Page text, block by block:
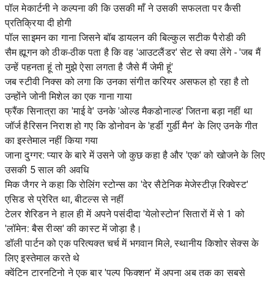
पॉल मेकार्टनी ने कल्पना की कि उसकी माँ ने उसकी सफलता पर कैसी
प्रतिक्रिया दी होगी
पॉल साइमन का गाना जिसने बॉब डायलन की बिल्कुल सटीक पैरोडी की
सैम ह्यूगन को ठीक-ठीक पता है कि वह 'आउटलैंडर' सेट से क्या लेंगे - 'जब मैं
उन्हें पहनता हूं तो मुझे ऐसा लगता है जैसे मैं जेमी हूं'
जब स्टीवी निक्स को लगा कि उनका संगीत करियर असफल हो रहा है तो
उन्होंने जोनी मिशेल का एक गाना गाया
फ्रैंक सिनात्रा का 'माई वे' उनके 'ओल्ड मैकडोनाल्ड' जितना बड़ा नहीं था
जॉर्ज हैरिसन निराश हो गए कि डोनोवन के 'हर्डी गुर्डी मैन' के लिए उनके गीत
का इस्तेमाल नहीं किया गया
जाना दुग्गर: प्यार के बारे में उसने जो कुछ कहा है और 'एक' को खोजने के लिए
उसकी 5 साल की अवधि
मिक जैगर ने कहा कि रोलिंग स्टोन्स का 'देर सैटेनिक मेजेस्टीज़ रिक्वेस्ट'
एसिड से प्रेरित था, बीटल्स से नहीं
टेलर शेरिडन ने हाल ही में अपने पसंदीदा 'येलोस्टोन' सितारों में से 1 को
'लॉमेन: बैस रीव्स' की कास्ट में जोड़ा है।
डॉली पार्टन को एक परित्यक्त चर्च में भगवान मिले, स्थानीय किशोर सेक्स के
लिए इस्तेमाल करते थे
क्वेंटिन टारनटिनो ने एक बार 'पल्प फिक्शन' में अपना अब तक का सबसे